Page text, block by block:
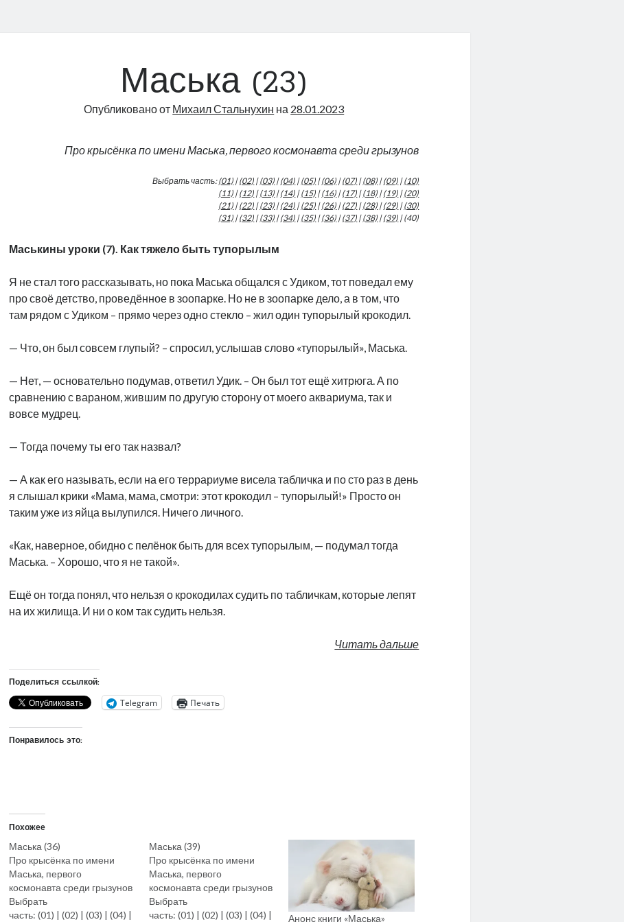
Маська (23)
Опубликовано от Михаил Стальнухин на 28.01.2023
Про крысёнка по имени Маська, первого космонавта среди грызунов
Выбрать часть:(01) |(02) |(03) |(04) |(05) |(06) |(07) |(08) |(09) |(10)
(11) |(12) |(13) |(14) |(15) |(16) |(17) |(18) |(19) |(20)
(21) |(22) |(23) |(24) |(25) |(26) |(27) |(28) |(29) |(30)
(31) |(32) |(33) |(34) |(35) |(36) |(37) |(38) |(39) | (40)
Маськины уроки (7). Как тяжело быть тупорылым
Я не стал того рассказывать, но пока Маська общался с Удиком, тот поведал ему
про своё детство, проведённое в зоопарке. Но не в зоопарке дело, а в том, что
там рядом с Удиком – прямо через одно стекло – жил один тупорылый крокодил.
— Что, он был совсем глупый? – спросил, услышав слово «тупорылый», Маська.
— Нет, — основательно подумав, ответил Удик. – Он был тот ещё хитрюга. А по
сравнению с вараном, жившим по другую сторону от моего аквариума, так и
вовсе мудрец.
— Тогда почему ты его так назвал?
— А как его называть, если на его террариуме висела табличка и по сто раз в день
я слышал крики «Мама, мама, смотри: этот крокодил – тупорылый!» Просто он
таким уже из яйца вылупился. Ничего личного.
«Как, наверное, обидно с пелёнок быть для всех тупорылым, — подумал тогда
Маська. – Хорошо, что я не такой».
Ещё он тогда понял, что нельзя о крокодилах судить по табличкам, которые лепят
на их жилища. И ни о ком так судить нельзя.
Читать дальше
Поделиться ссылкой:
Telegram Печать
Понравилось это:
Похожее
Маська (36)
Про крысёнка по имени
Маська, первого
космонавта среди грызунов
Выбрать
часть: (01) | (02) | (03) | (04) |
Маська (39)
Про крысёнка по имени
Маська, первого
космонавта среди грызунов
Выбрать
часть: (01) | (02) | (03) | (04) |
Анонс книги «Маська»